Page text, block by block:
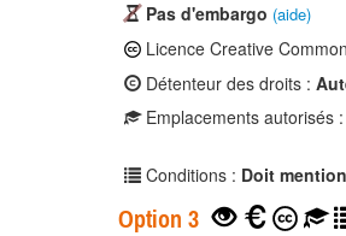
Pas d'embargo (aide)
Licence Creative
Détenteur des droits :
Emplacements autorisés :
Conditions : Doit
Option 3